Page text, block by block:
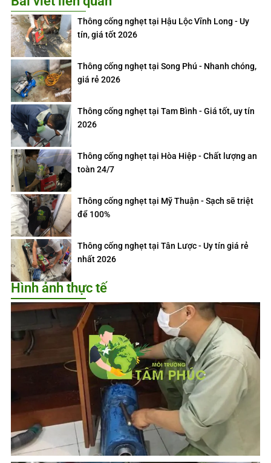
Thông cống nghẹt tại Hậu Lộc Vĩnh Long - Uy
tín, giá tốt 2026
Thông cống nghẹt tại Song Phú - Nhanh chóng,
giá rẻ 2026
Thông cống nghẹt tại Tam Bình - Giá tốt, uy tín
2026
Thông cống nghẹt tại Hòa Hiệp - Chất lượng an
toàn 24/7
Thông cống nghẹt tại Mỹ Thuận - Sạch sẽ triệt
để 100%
Thông cống nghẹt tại Tân Lược - Uy tín giá rẻ
nhất 2026
Hình ảnh thực tế